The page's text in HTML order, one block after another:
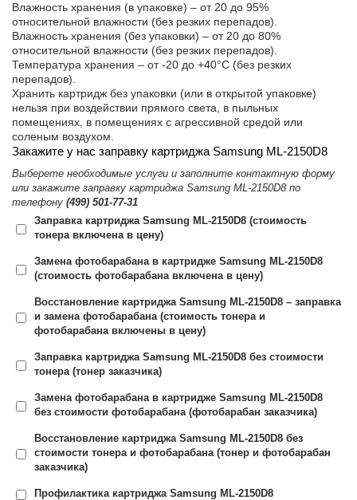
Влажность хранения (в упаковке) – от 20 до 95%
относительной влажности (без резких перепадов).
Влажность хранения (без упаковки) – от 20 до 80%
относительной влажности (без резких перепадов).
Температура хранения – от -20 до +40°C (без резких
перепадов).
Хранить картридж без упаковки (или в открытой упаковке)
нельзя при воздействии прямого света, в пыльных
помещениях, в помещениях с агрессивной средой или
соленым воздухом.
Закажите у нас заправку картриджа Samsung ML-2150D8
Выберете необходимые услуги и заполните контактную форму
или закажите заправку картриджа Samsung ML-2150D8 по
телефону (499) 501-77-31
Заправка картриджа Samsung ML-2150D8 (стоимость
тонера включена в цену)
Замена фотобарабана в картридже Samsung ML-2150D8
(стоимость фотобарабана включена в цену)
Восстановление картриджа Samsung ML-2150D8 – заправка
и замена фотобарабана (стоимость тонера и
фотобарабана включены в цену)
Заправка картриджа Samsung ML-2150D8 без стоимости
тонера (тонер заказчика)
Замена фотобарабана в картридже Samsung ML-2150D8
без стоимости фотобарабана (фотобарабан заказчика)
Восстановление картриджа Samsung ML-2150D8 без
стоимости тонера и фотобарабана (тонер и фотобарабан
заказчика)
Профилактика картриджа Samsung ML-2150D8